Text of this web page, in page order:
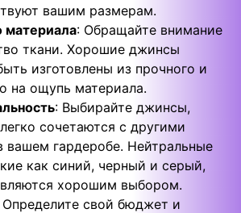
вашим размерам.
материала: Обращайте внимание
ткани. Хорошие джинсы
изготовлены из прочного и
на ощупь материала.
: Выбирайте джинсы,
сочетаются с другими
вашем гардеробе. Нейтральные
как синий, черный и серый,
хорошим выбором.
Определите свой бюджет и